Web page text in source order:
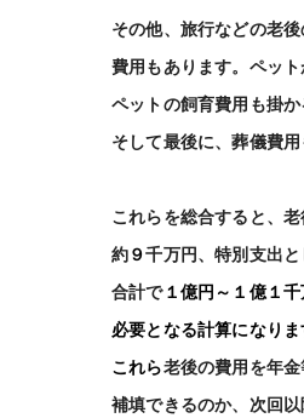
その他、旅行などの老後
費用もあります。ペッ
ペットの飼育費用も掛か
そして最後に、葬儀費
これらを総合すると、
約 ９千万円、特別支出と
合計で１億円～１億１
必要となる計算になり
これら老後の費用を年
補填できるのか、次回以